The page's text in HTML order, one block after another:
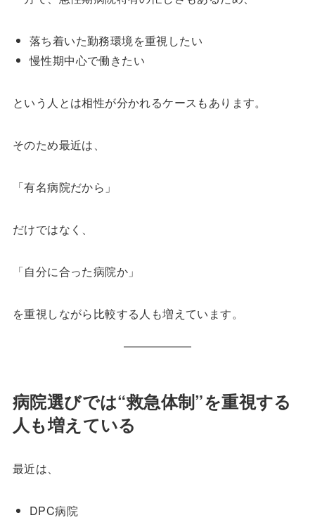
落ち着いた勤務環境を重視したい
慢性期中心で働きたい
という人とは相性が分かれるケースもあります。
そのため最近は、
「有名病院だから」
だけではなく、
「自分に合った病院か」
を重視しながら比較する人も増えています。
病院選びでは“救急体制”を重視する
人も増えている
最近は、
DPC病院